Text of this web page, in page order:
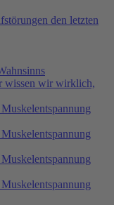
den letzten
wissen wir wirklich,